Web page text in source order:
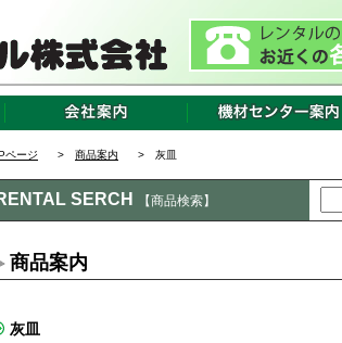
ページ > 商品案内 > 灰皿
SERCH 【商品検索】
商品案内
灰皿